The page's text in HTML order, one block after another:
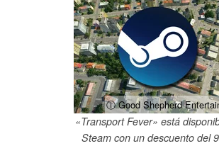
ⓘ Good Shepherd
«Transport Fever» está
Steam con un descuento del